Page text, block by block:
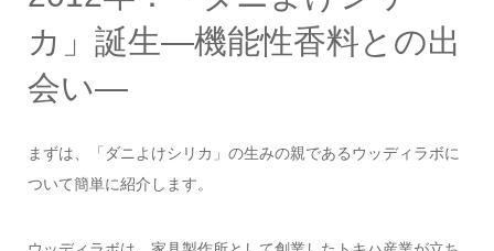
カ」誕生—機能性香料との出
会い—
まずは、「ダニよけシリカ」の生みの親であるウッディラボに
ついて簡単に紹介します。